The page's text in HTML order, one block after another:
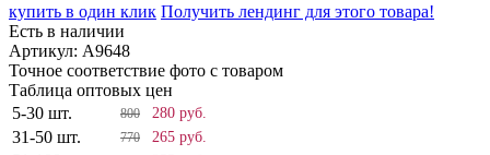
купить в один клик Получить лендинг для этого товара!
Есть в наличии
Артикул: A9648
Точное соответствие фото с товаром
Таблица оптовых цен
5-30 шт.
800 280 руб.
31-50 шт. 770 265 руб.